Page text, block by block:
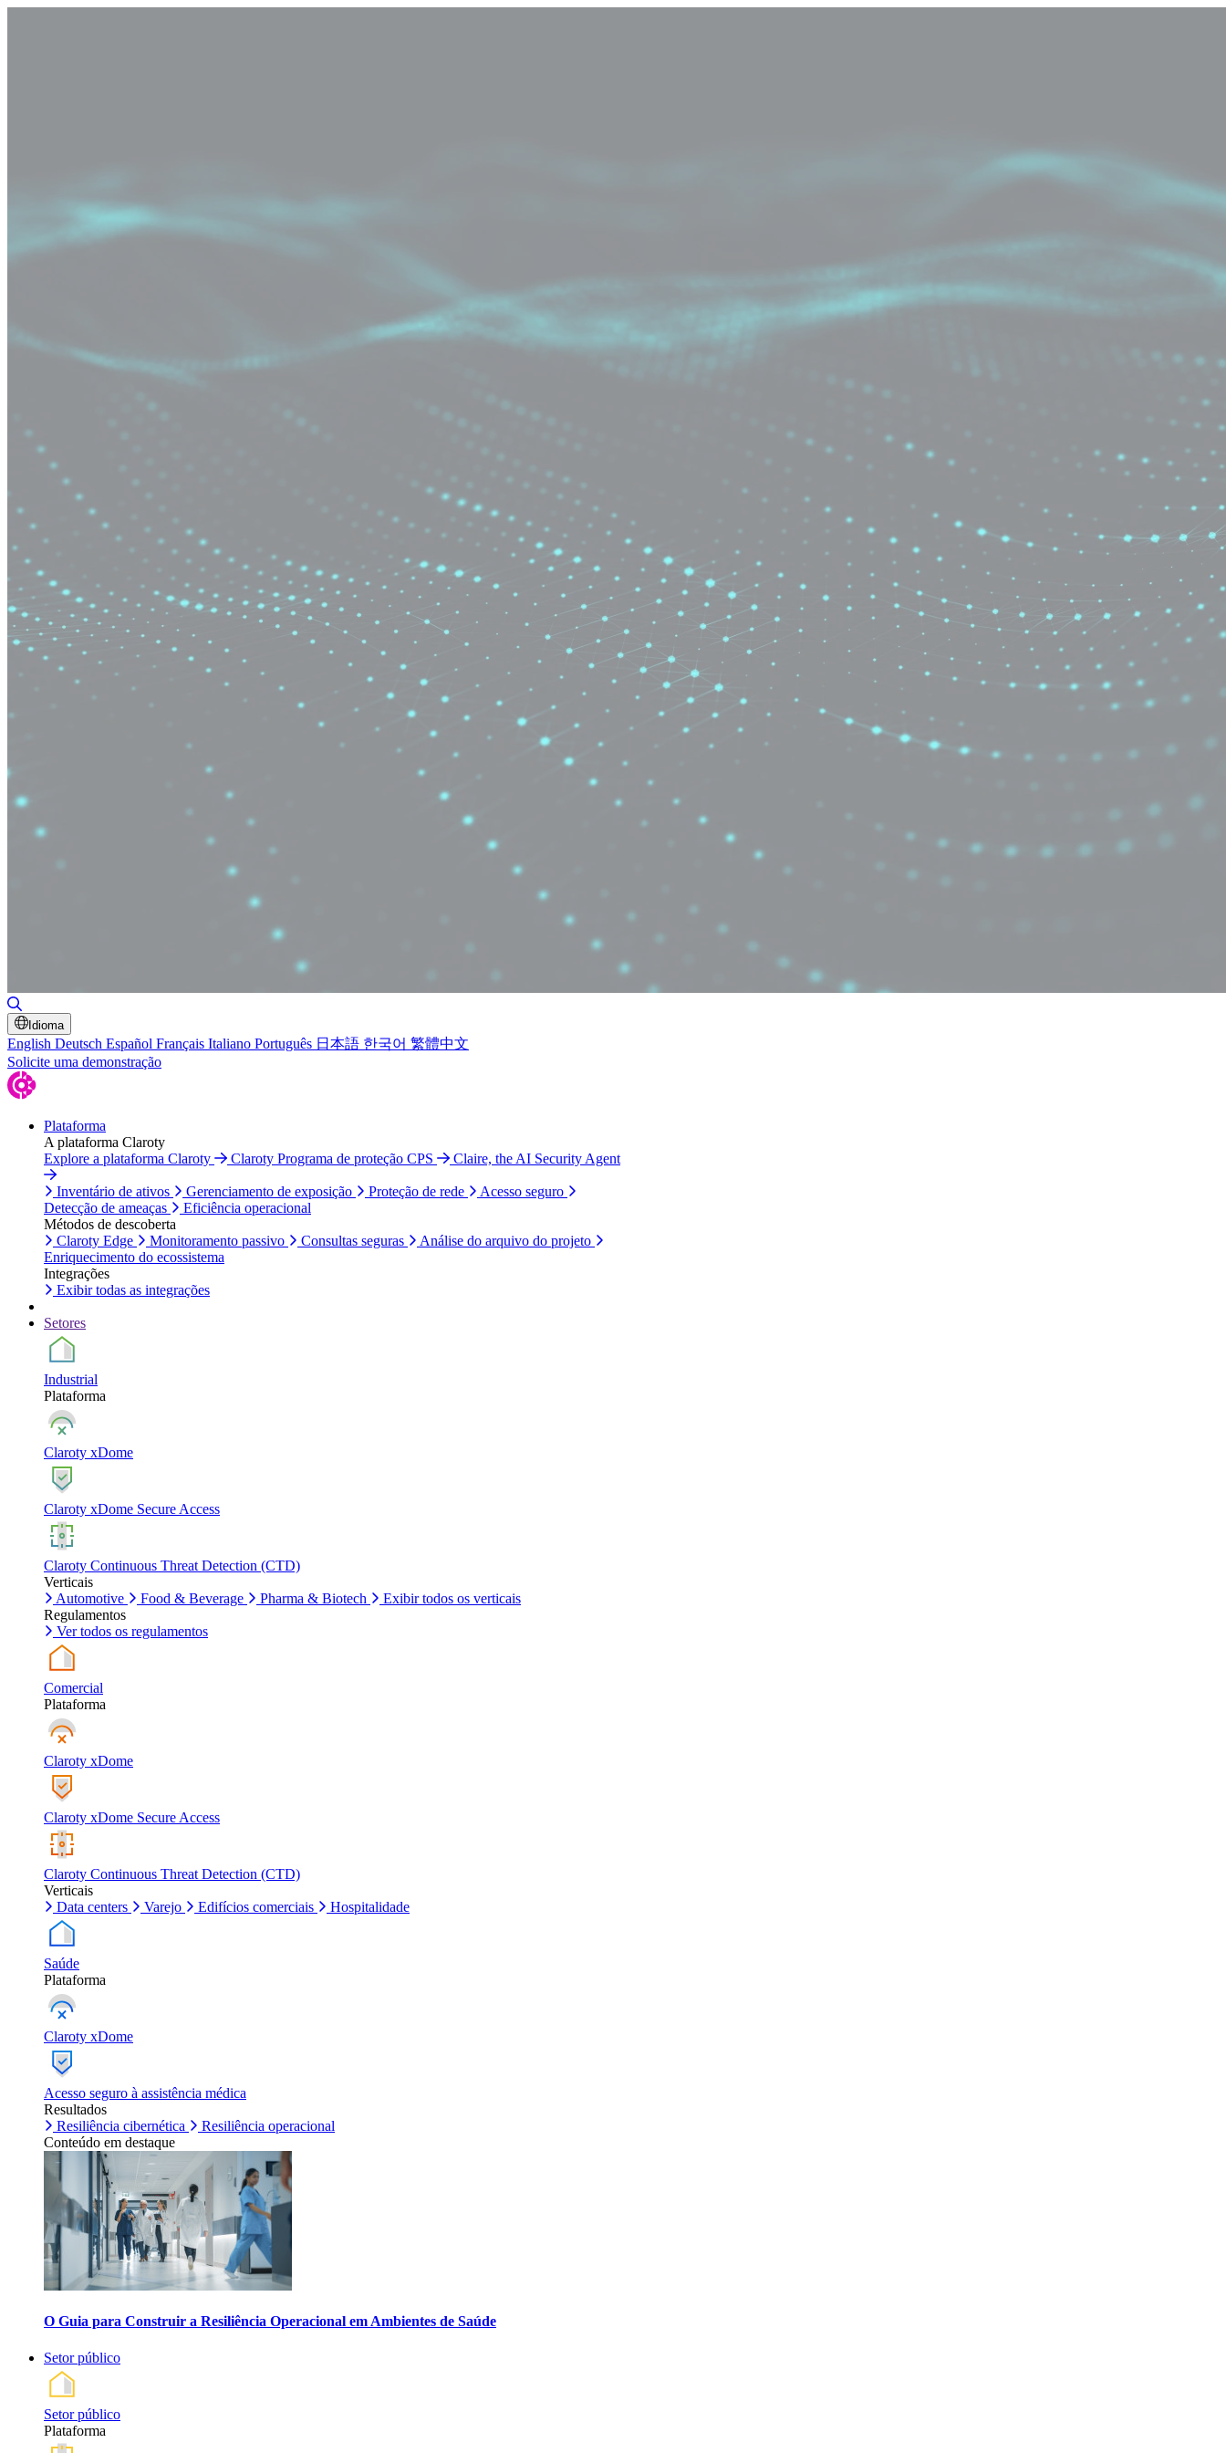
Idioma
English Deutsch Español Français Italiano Português 日本語 한국어 繁體中文
Solicite uma demonstração
Plataforma
A plataforma Claroty
Explore a plataforma Claroty
Claroty Programa de proteção CPS Claire, the AI Security Agent
Inventário de ativos Gerenciamento de exposição Proteção de rede
Acesso seguro
Detecção de ameaças
Eficiência operacional
Métodos de descoberta
Claroty Edge
Monitoramento passivo Consultas seguras
Análise do arquivo do projeto
Enriquecimento do ecossistema
Integrações
Exibir todas as integrações
Setores
Industrial
Plataforma
Claroty xDome
Claroty xDome Secure Access
Claroty Continuous Threat Detection (CTD)
Verticais
Automotive
Food & Beverage Pharma & Biotech
Exibir todos os verticais
Regulamentos
Ver todos os regulamentos
Comercial
Plataforma
Claroty xDome
Claroty xDome Secure Access
Claroty Continuous Threat Detection (CTD)
Verticais
Data centers
Varejo Edifícios comerciais Hospitalidade
Saúde
Plataforma
Claroty xDome
Acesso seguro à assistência médica
Resultados
Resiliência cibernética
Resiliência operacional
Conteúdo em destaque
O Guia para Construir a Resiliência Operacional em Ambientes de Saúde
Setor público
Setor público
Plataforma